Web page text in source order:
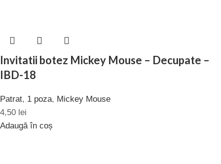
Invitatii botez Mickey Mouse – Decupate –
IBD-18
Patrat, 1 poza, Mickey Mouse
4,50 lei
Adaugă în coș